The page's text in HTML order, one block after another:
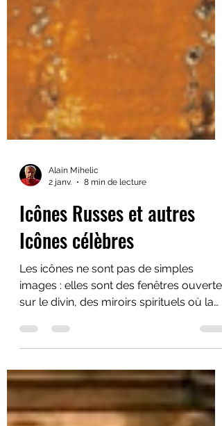
Alain Mihelic
2 janv.
8 min de lecture
Icônes Russes et autres
Icônes célèbres
Les icônes ne sont pas de simples
sur le divin, des miroirs spirituels où la
lumière céleste se dépose sur la
matière.Dans l’article « Icônes Russes –
Mystique et Lumière », nous avons
évoqué la symbolique profonde et les
codes théologiques qui font de l’icône